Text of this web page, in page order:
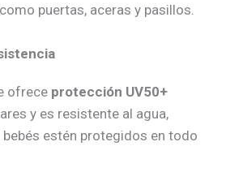
puertas, aceras y pasillos.
ofrece protección UV50+
y es resistente al agua,
estén protegidos en todo